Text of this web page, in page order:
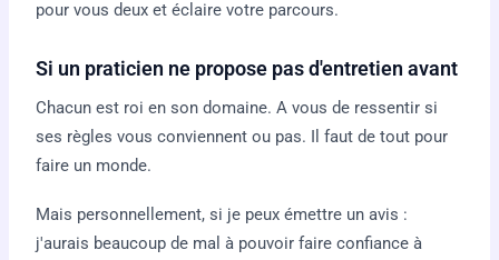
pour vous deux et éclaire votre parcours.
Si un praticien ne propose pas d'entretien avant
Chacun est roi en son domaine. A vous de ressentir si
ses règles vous conviennent ou pas. Il faut de tout pour
faire un monde.
Mais personnellement, si je peux émettre un avis :
j'aurais beaucoup de mal à pouvoir faire confiance à